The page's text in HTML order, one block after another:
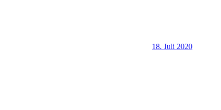
18. Juli 2020